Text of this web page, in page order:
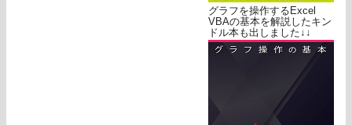
グラフを操作するExcel
VBAの基本を解説したキン
ドル本も出しました↓↓